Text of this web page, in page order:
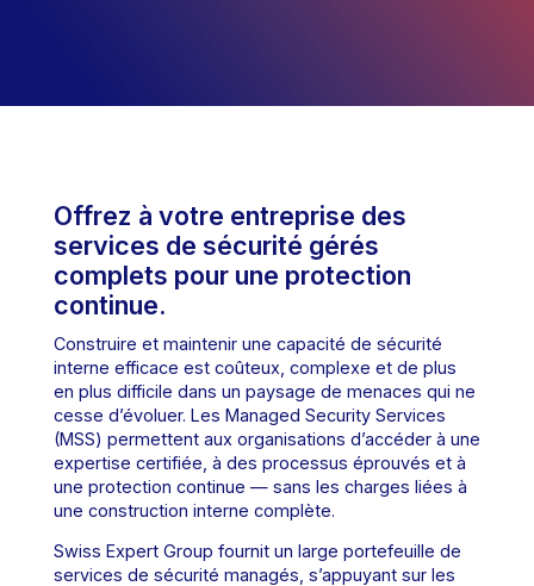
Offrez à votre entreprise des
services de sécurité gérés
complets pour une protection
continue.
Construire et maintenir une capacité de sécurité
interne efficace est coûteux, complexe et de plus
en plus difficile dans un paysage de menaces qui ne
cesse d’évoluer. Les Managed Security Services
(MSS) permettent aux organisations d’accéder à une
expertise certifiée, à des processus éprouvés et à
une protection continue — sans les charges liées à
une construction interne complète.
Swiss Expert Group fournit un large portefeuille de
services de sécurité managés, s’appuyant sur les